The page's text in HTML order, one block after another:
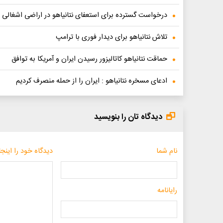
درخواست گسترده برای استعفای نتانیاهو در اراضی اشغالی
تلاش نتانیاهو برای دیدار فوری با ترامپ
حماقت نتانیاهو کاتالیزور رسیدن ایران و آمریکا به توافق
ادعای مسخره نتانیاهو : ایران را از حمله منصرف کردیم
دیدگاه تان را بنویسید
نام شما
رایانامه
دیدگاه خود را